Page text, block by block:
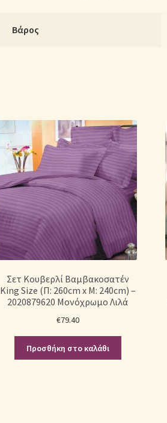
Βάρος
Σετ Κουβερλί Βαμβακοσατέν
King Size (Π: 260cm x Μ: 240cm) –
2020879620 Μονόχρωμο Λιλά
€79.40
Προσθήκη στο καλάθι